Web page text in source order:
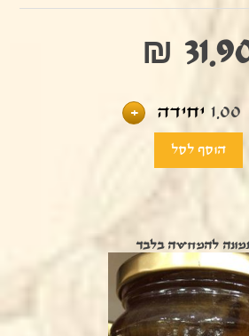
₪
1.00 יחידה +
להמחשה בלבד